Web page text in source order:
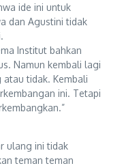
ide ini untuk
dan Agustini tidak
Institut bahkan
Namun kembali lagi
tidak. Kembali
ini. Tetapi
ulang ini tidak
teman teman